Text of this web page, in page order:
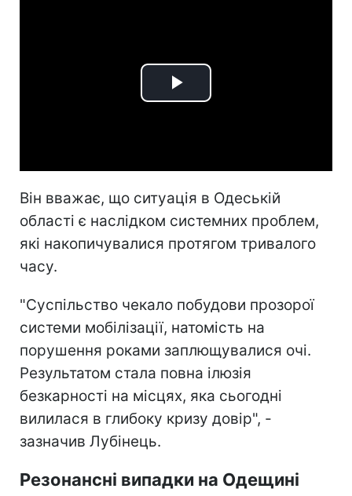
Play
Він вважає, що ситуація в Одеській
області є наслідком системних проблем,
які накопичувалися протягом тривалого
часу.
"Суспільство чекало побудови прозорої
системи мобілізації, натомість на
порушення роками заплющувалися очі.
Результатом стала повна ілюзія
безкарності на місцях, яка сьогодні
вилилася в глибоку кризу довір", -
зазначив Лубінець.
Резонансні випадки на Одещині